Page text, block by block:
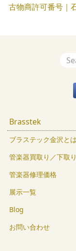
古物商許可番号｜
Brasstek
ブラステック金沢とは
管楽器買取り／下取り
管楽器修理価格
展示一覧
Blog
お問い合わせ